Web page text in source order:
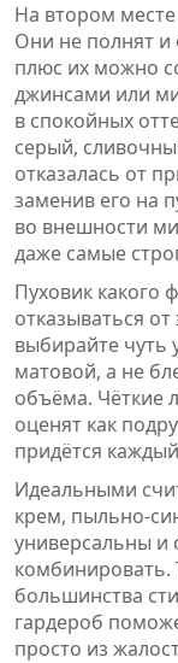
На втором месте
Они не полнят и
плюс их можно
джинсами или
в спокойных
серый,
отказалась от
заменив его на
во внешности
даже самые
Пуховик какого
отказываться
выбирайте чуть
матовой, а не
объёма. Чёткие
оценят как
придётся
Идеальными
крем, пыльно-
универсальны и
комбинировать.
большинства
гардероб
просто из